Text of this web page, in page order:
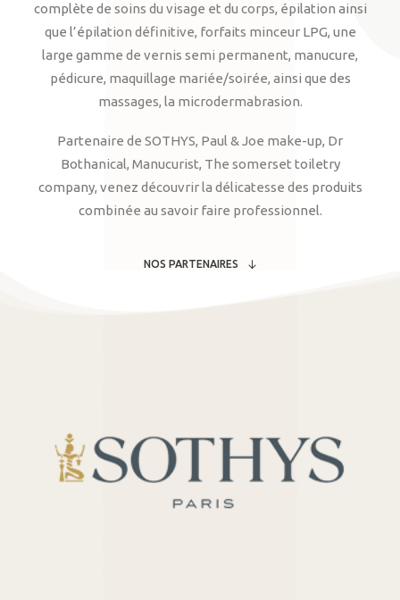
complète de soins du visage et du corps, épilation ainsi
que l’épilation définitive, forfaits minceur LPG, une
large gamme de vernis semi permanent, manucure,
pédicure, maquillage mariée/soirée, ainsi que des
massages, la microdermabrasion.
Partenaire de SOTHYS, Paul & Joe make-up, Dr
Bothanical, Manucurist, The somerset toiletry
company, venez découvrir la délicatesse des produits
combinée au savoir faire professionnel.
NOS PARTENAIRES